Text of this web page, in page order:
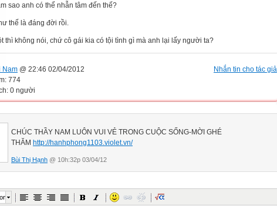
sao anh có thể nhẫn tâm đến thế?
thế là đáng đời rồi.
thì không nói, chứ cô gái kia có tội tình gì mà anh lại lấy người ta?
Nhắn tin cho tác giả
Nam @ 22:46 02/04/2012
774
0 người
CHÚC THẦY NAM LUÔN VUI VẺ TRONG CUỘC SỐNG-MỜI GHÉ
THĂM http://hanhphong1103.violet.vn/
Bùi Thị Hạnh @ 10h:32p 03/04/12